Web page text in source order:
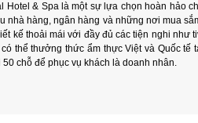
Hotel & Spa là một sự lựa chọn hoàn hảo
nhà hàng, ngân hàng và những nơi mua
kế thoải mái với đầy đủ các tiện nghi như
thể thưởng thức ẩm thực Việt và Quốc tế
chỗ để phục vụ khách là doanh nhân.